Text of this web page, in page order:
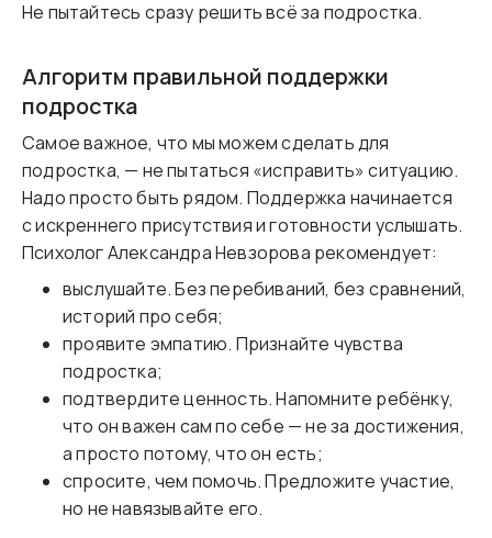
Не пытайтесь сразу решить всё за подростка.
Алгоритм правильной поддержки
подростка
Самое важное, что мы можем сделать для
подростка, — не пытаться «исправить» ситуацию.
Надо просто быть рядом. Поддержка начинается
с искреннего присутствия и готовности услышать.
Психолог Александра Невзорова рекомендует:
выслушайте. Без перебиваний, без сравнений,
историй про себя;
проявите эмпатию. Признайте чувства
подростка;
подтвердите ценность. Напомните ребёнку,
что он важен сам по себе — не за достижения,
а просто потому, что он есть;
спросите, чем помочь. Предложите участие,
но не навязывайте его.